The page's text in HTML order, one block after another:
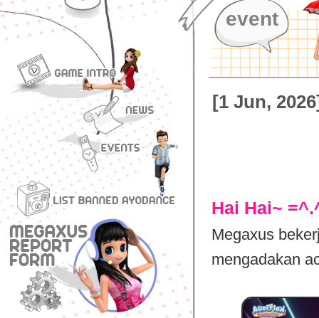
event
[1 Jun,
Hai Hai~
Megaxus
mengadakan